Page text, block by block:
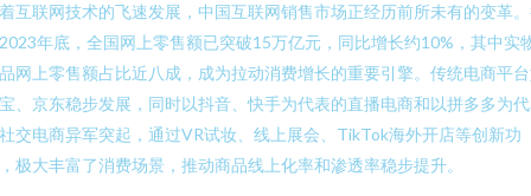
互联网技术的飞速发展，中国互联网销售市场正经历前所未有的变革
年底，全国网上零售额已突破15万亿元，同比增长约10%，其中实
网上零售额占比近八成，成为拉动消费增长的重要引擎。传统电商平
、京东稳步发展，同时以抖音、快手为代表的直播电商和以拼多多为
交电商异军突起，通过VR试妆、线上展会、TikTok海外开店等创新功
极大丰富了消费场景，推动商品线上化率和渗透率稳步提升。